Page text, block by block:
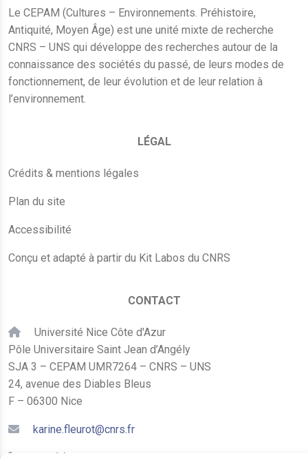
Le CEPAM (Cultures – Environnements. Préhistoire,
Antiquité, Moyen Âge) est une unité mixte de recherche
CNRS – UNS qui développe des recherches autour de la
connaissance des sociétés du passé, de leurs modes de
fonctionnement, de leur évolution et de leur relation à
l’environnement.
LÉGAL
Crédits & mentions légales
Plan du site
Accessibilité
Conçu et adapté à partir du Kit Labos du CNRS
CONTACT
Université Nice Côte d'Azur
Pôle Universitaire Saint Jean d’Angély
SJA 3 – CEPAM UMR7264 – CNRS – UNS
24, avenue des Diables Bleus
F – 06300 Nice
karine.fleurot@cnrs.fr
+33 (0)4 89 15 24 08